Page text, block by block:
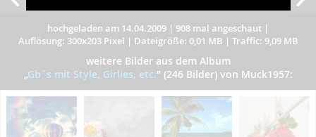
hochgeladen am 14.04.2009 | 908 mal angeschaut |
Auflösung: 300x203 Pixel | Dateigröße: 0,01 MB | Traffic: 9,09 MB
weitere Bilder aus dem Album
„Gb`s mit Style, Girlies, etc.” (246 Bilder) von Muck1957: